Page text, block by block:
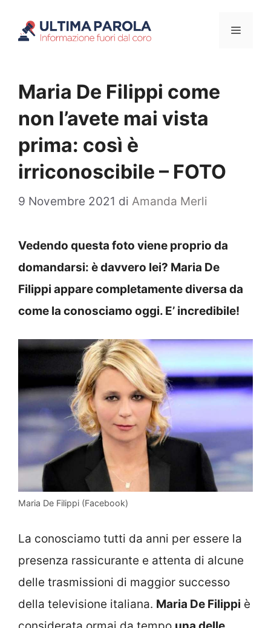
Menu
Maria De Filippi come
non l’avete mai vista
prima: così è
irriconoscibile – FOTO
9 Novembre 2021 di Amanda Merli
Vedendo questa foto viene proprio da
domandarsi: è davvero lei? Maria De
Filippi appare completamente diversa da
come la conosciamo oggi. E’ incredibile!
Maria De Filippi (Facebook)
La conosciamo tutti da anni per essere la
presenza rassicurante e attenta di alcune
delle trasmissioni di maggior successo
della televisione italiana. Maria De Filippi è